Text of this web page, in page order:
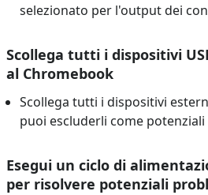
selezionato per l'output dei
Scollega tutti i dispositivi
al Chromebook
Scollega tutti i dispositivi
puoi escluderli come
Esegui un ciclo di
per risolvere potenziali